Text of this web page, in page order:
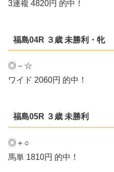
3連複 4820円 的中！
福島04R ３歳 未勝利・牝
◎－☆
ワイド 2060円 的中！
福島05R ３歳 未勝利
◎＋○
馬単 1810円 的中！